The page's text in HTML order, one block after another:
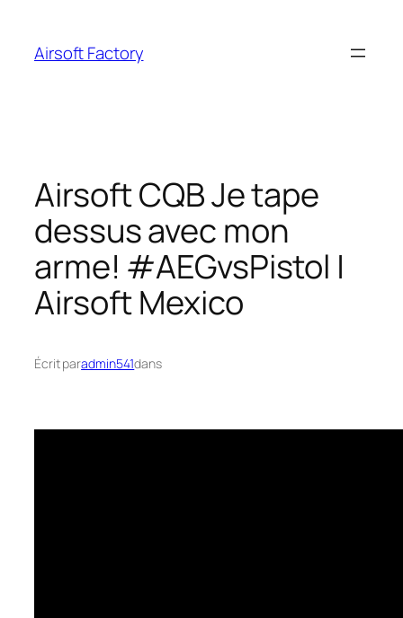
contenu
Airsoft Factory
Airsoft CQB Je tape
dessus avec mon
arme! #AEGvsPistol |
Airsoft Mexico
Écrit paradmin541dans